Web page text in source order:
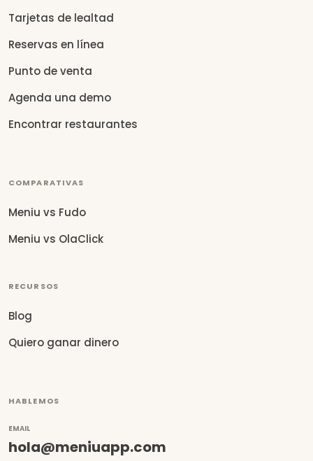
Tarjetas de lealtad
Reservas en línea
Punto de venta
Agenda una demo
Encontrar restaurantes
COMPARATIVAS
Meniu vs Fudo
Meniu vs OlaClick
RECURSOS
Blog
Quiero ganar dinero
HABLEMOS
EMAIL
hola@meniuapp.com